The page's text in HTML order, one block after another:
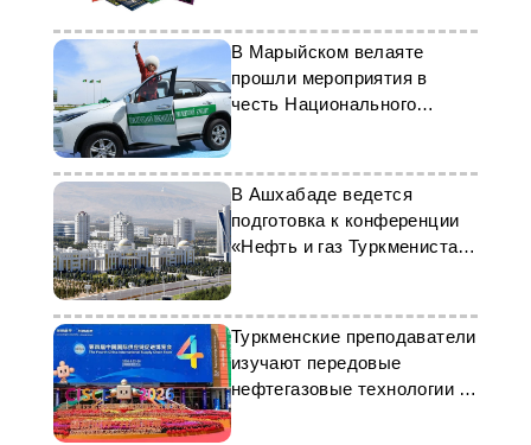
В Марыйском велаяте
прошли мероприятия в
честь Национального
праздника туркменского
скакуна
В Ашхабаде ведется
подготовка к конференции
«Нефть и газ Туркменистана
- 2024»
Туркменские преподаватели
изучают передовые
нефтегазовые технологии в
Пекине